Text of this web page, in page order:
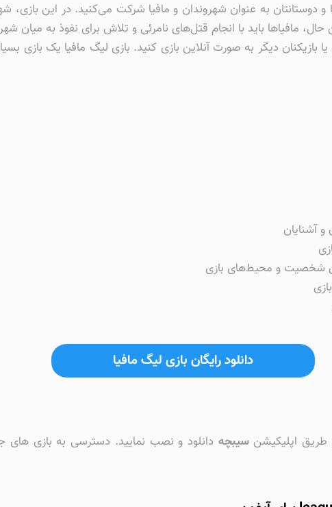
به عنوان شهروندان و مافیا شرکت می‌کنید. در این بازی،
مافیاها باید با انجام قتل‌های نامرئی و تلاش برای نفوذ به
بازیکنان دیگر به صورت آنلاین بازی کنید. بازی لیگ مافیا یک بازی
آشنایان
شخصیت و محیط‌های بازی
دانلود رایگان بازی لیگ مافیا
سیبچه دانلود و نصب نمایید. دسترسی به بازی های